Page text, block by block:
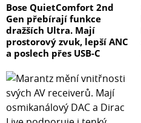
Bose QuietComfort 2nd
Gen přebírají funkce
dražších Ultra. Mají
prostorový zvuk, lepší ANC
a poslech přes USB-C